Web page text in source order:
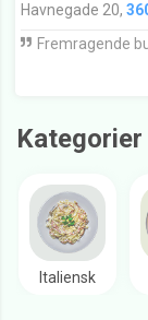
Havnegade 20,
Fremragende
Kategorier
Italiensk